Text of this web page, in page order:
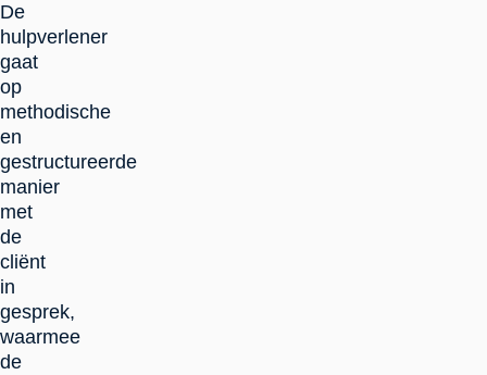
De
hulpverlener
gaat
op
methodische
en
gestructureerde
manier
met
de
cliënt
in
gesprek,
waarmee
de